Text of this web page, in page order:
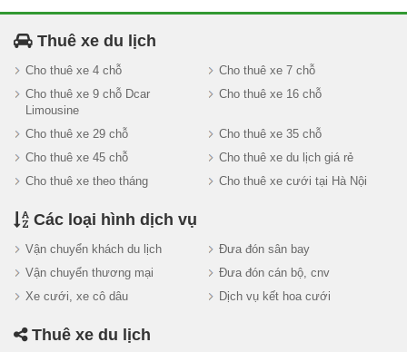
Thuê xe du lịch
Cho thuê xe 4 chỗ
Cho thuê xe 7 chỗ
Cho thuê xe 9 chỗ Dcar
Limousine
Cho thuê xe 16 chỗ
Cho thuê xe 29 chỗ
Cho thuê xe 35 chỗ
Cho thuê xe 45 chỗ
Cho thuê xe du lịch giá rẻ
Cho thuê xe theo tháng
Cho thuê xe cưới tại Hà Nội
Các loại hình dịch vụ
Vận chuyển khách du lịch
Đưa đón sân bay
Vận chuyển thương mại
Đưa đón cán bộ, cnv
Xe cưới, xe cô dâu
Dịch vụ kết hoa cưới
Thuê xe du lịch